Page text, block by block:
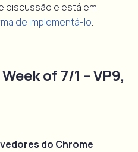
discussão e está em
de implementá-lo.
of 7/1 – VP9,
do Chrome